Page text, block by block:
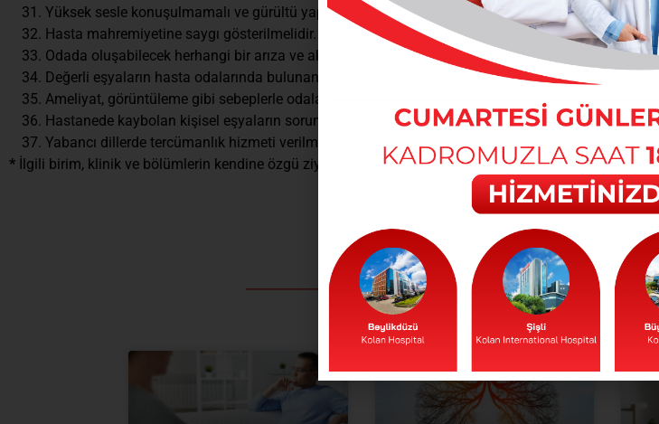
Yüksek sesle konuşulmamalı ve gürültü yapılmamalıdır.
Hasta mahremiyetine saygı gösterilmelidir. Kendi hastamız ve diğer hastalar hakkında ortak
Odada oluşabilecek herhangi bir arıza ve aksaklık hemşireye bildirilmelidir.
Değerli eşyaların hasta odalarında bulunan, sadece kendilerine tahsis edilmiş şifreli kasalarda
Ameliyat, görüntüleme gibi sebeplerle odaların boş kalması halinde odanın kilitlenmesi için
Hastanede kaybolan kişisel eşyaların sorumluluğu hasta ve hasta yakınına aittir.
Yabancı dillerde tercümanlık hizmeti verilmektedir. Bankolarda bulunan yabancı dil tespit
* İlgili birim, klinik ve bölümlerin kendine özgü ziyaret saatleri ve kuralları olabilmektedir; genel